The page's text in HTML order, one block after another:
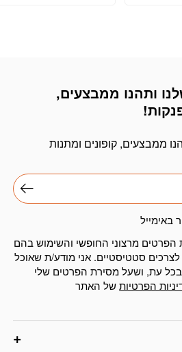
ותהנו ממבצעים,
ממבצעים, קופונים ומתנות
באימייל
מרצוני החופשי והשימוש בהם
לצרכים סטטיסטיים. אני מודע/ת שאוכל
עת, ושעל מסירת הפרטים שלי
הפרטיותשל האתר